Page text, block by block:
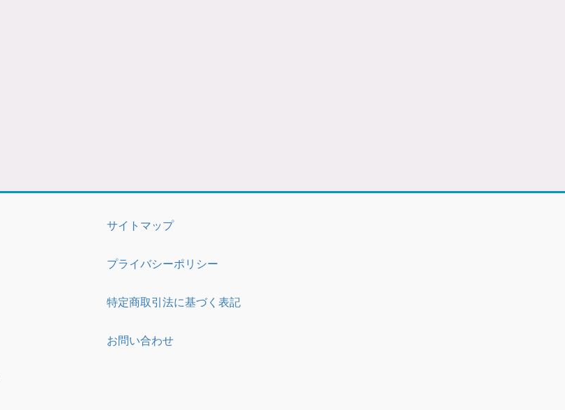
サイトマップ
プライバシーポリシー
特定商取引法に基づく表記
お問い合わせ